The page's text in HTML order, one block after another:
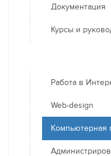
Документация
Курсы и
Работа в
Web-design
Компьютерная